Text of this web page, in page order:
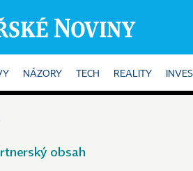
NÁZORY TECH REALITY
obsah